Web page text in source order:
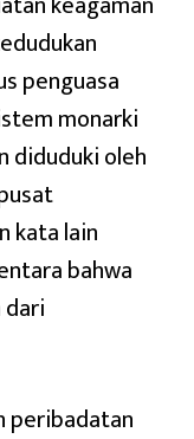
penguasa
monarki
diduduki oleh
kata lain
bahwa
peribadatan